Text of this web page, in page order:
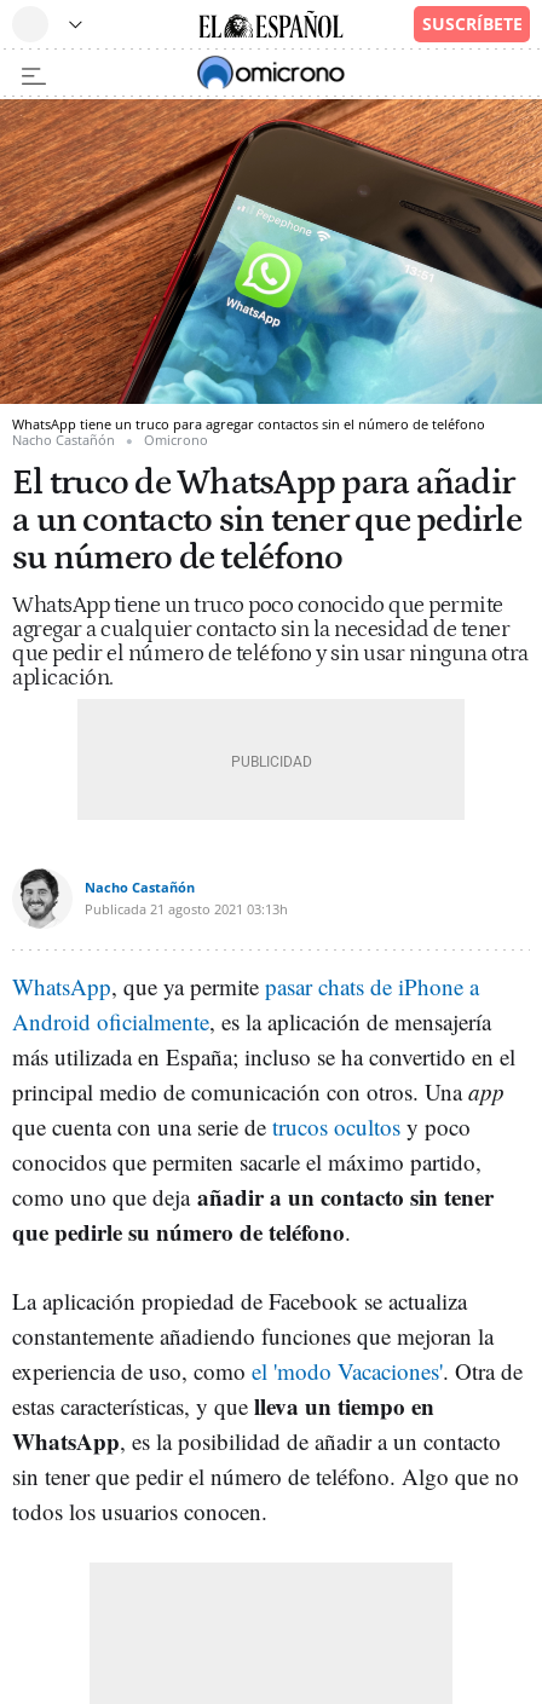
WhatsApp tiene un truco para agregar contactos sin el número de teléfono
Nacho Castañón
Omicrono
El truco de WhatsApp para añadir
a un contacto sin tener que pedirle
su número de teléfono
WhatsApp tiene un truco poco conocido que permite
agregar a cualquier contacto sin la necesidad de tener
que pedir el número de teléfono y sin usar ninguna otra
aplicación.
Nacho Castañón
Publicada 21 agosto 2021 03:13h
WhatsApp, que ya permite pasar chats de iPhone a
Android oficialmente, es la aplicación de mensajería
más utilizada en España; incluso se ha convertido en el
principal medio de comunicación con otros. Unaapp
que cuenta con una serie de trucos ocultos y poco
conocidos que permiten sacarle el máximo partido,
como uno que deja añadir a un contacto sin tener
que pedirle su número de teléfono.
La aplicación propiedad de Facebook se actualiza
constantemente añadiendo funciones que mejoran la
experiencia de uso, como el 'modo Vacaciones'. Otra de
estas características, y que lleva un tiempo en
WhatsApp, es la posibilidad de añadir a un contacto
sin tener que pedir el número de teléfono. Algo que no
todos los usuarios conocen.